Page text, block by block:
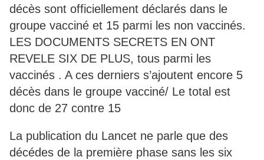
décès sont officiellement déclarés dans le
groupe vacciné et 15 parmi les non vaccinés.
LES DOCUMENTS SECRETS EN ONT
REVELE SIX DE PLUS, tous parmi les
vaccinés . A ces derniers s’ajoutent encore 5
décès dans le groupe vacciné/ Le total est
donc de 27 contre 15
La publication du Lancet ne parle que des
décédes de la première phase sans les six